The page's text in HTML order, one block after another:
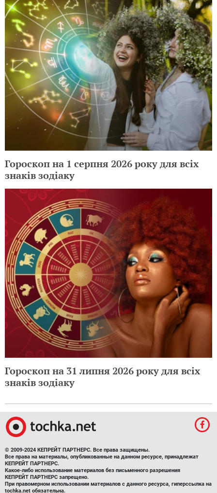
Гороскоп на 1 серпня 2026 року для всіх
знаків зодіаку
Гороскоп на 31 липня 2026 року для всіх
знаків зодіаку
© 2009-2024 КЕПРЕЙТ ПАРТНЕРС. Все права защищены.
Все права на материалы, опубликованные на данном ресурсе, принадлежат
КЕПРЕЙТ ПАРТНЕРС.
Какое-либо использование материалов без письменного разрешения
КЕПРЕЙТ ПАРТНЕРС запрещено.
При правомерном использовании материалов с данного ресурса, гиперссылка на
tochka.net обязательна.